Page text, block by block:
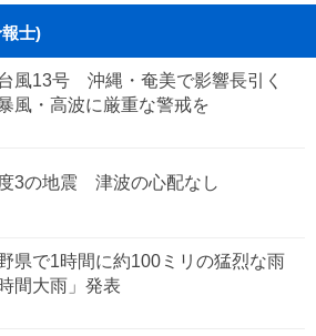
士)
風13号 沖縄・奄美で影響長引く
風・高波に厳重な警戒を
3の地震 津波の心配なし
野県で1時間に約100ミリの猛烈な雨
間大雨」発表